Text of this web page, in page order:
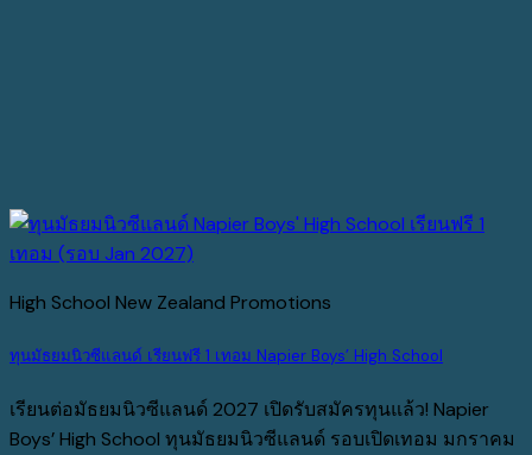
High School New Zealand Promotions
ทุนมัธยมนิวซีแลนด์ เรียนฟรี 1 เทอม Napier Boys’ High School
เรียนต่อมัธยมนิวซีแลนด์ 2027 เปิดรับสมัครทุนแล้ว! Napier
Boys’ High School ทุนมัธยมนิวซีแลนด์ รอบเปิดเทอม มกราคม